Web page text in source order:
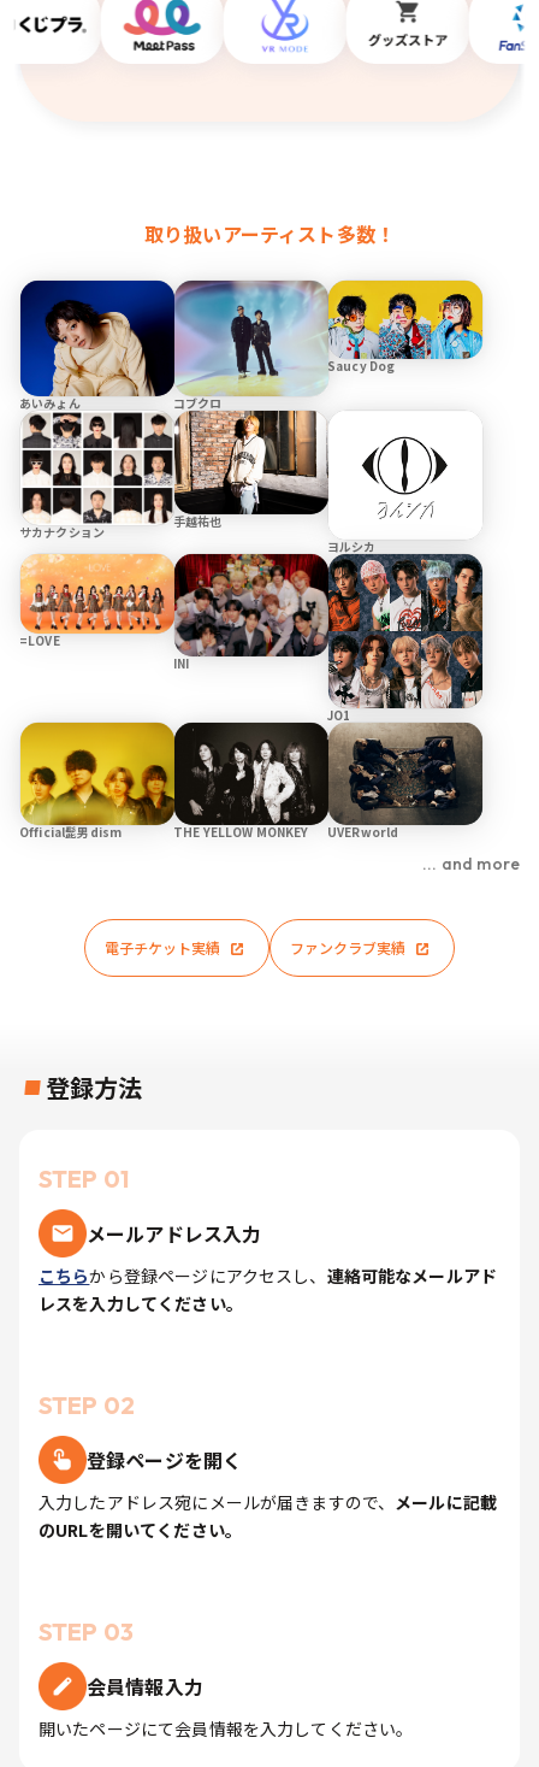
取り扱いアーティスト多数！
あいみょん コブクロ
Saucy Dog
サカナクション
手越祐也
ヨルシカ
=LOVE
INI
JO1
Official髭男dism THE YELLOW MONKEY UVERworld
... and more
電子チケット実績 ファンクラブ実績
登録方法
STEP 01
メールアドレス入力
こちらから登録ページにアクセスし、 連絡可能なメールアド
レスを入力してください。
STEP 02
登録ページを開く
入力したアドレス宛にメールが届きますので、 メールに記載
のURLを開いてください。
STEP 03
会員情報入力
開いたページにて会員情報を入力してください。